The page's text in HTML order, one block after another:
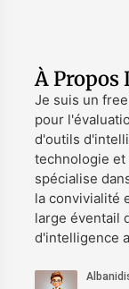
À Propos
Je suis un
pour
d'outils
technologie
spécialise
la convivialité
large éventail
d'intelligence